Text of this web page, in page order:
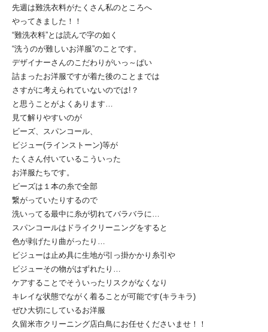
先週は難洗衣料がたくさん私のところへ
やってきました！！
“難洗衣料”とは読んで字の如く
“洗うのが難しいお洋服”のことです。
デザイナーさんのこだわりがいっ～ぱい
詰まったお洋服ですが着た後のことまでは
さすがに考えられていないのでは!？
と思うことがよくあります…
見て解りやすいのが
ビーズ、スパンコール、
ビジュー(ラインストーン)等が
たくさん付いているこういった
お洋服たちです。
ビーズは１本の糸で全部
繋がっていたりするので
洗いってる最中に糸が切れてバラバラに…
スパンコールはドライクリーニングをすると
色が剥げたり曲がったり…
ビジューは止め具に生地が引っ掛かかり糸引や
ビジューその物がはずれたり…
ケアすることでそういったリスクがなくなり
キレイな状態でながく着ることが可能です(キラキラ)
ぜひ大切にしているお洋服
久留米市クリーニング店白鳥にお任せくださいませ！！